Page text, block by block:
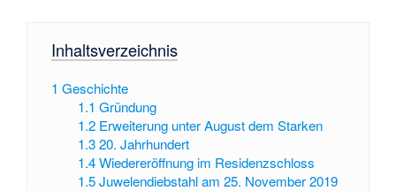
Inhaltsverzeichnis
1 Geschichte
1.1 Gründung
1.2 Erweiterung unter August dem Starken
1.3 20. Jahrhundert
1.4 Wiedereröffnung im Residenzschloss
1.5 Juwelendiebstahl am 25. November 2019